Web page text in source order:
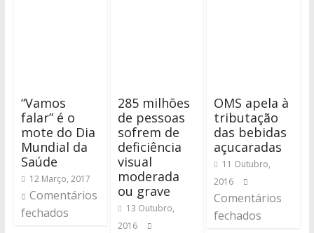
“Vamos
falar” é o
mote do Dia
Mundial da
Saúde
12 Março, 2017
Comentários
fechados
285 milhões
de pessoas
sofrem de
deficiência
visual
moderada
ou grave
13 Outubro,
2016
OMS apela à
tributação
das bebidas
açucaradas
11 Outubro,
2016
Comentários
fechados